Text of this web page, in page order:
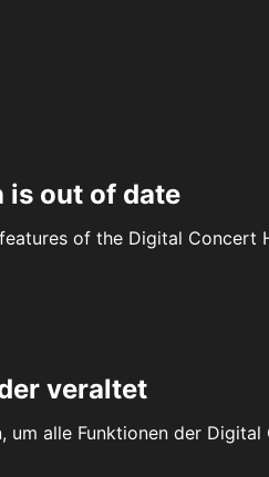
is out of date
of the Digital Concert
veraltet
um alle Funktionen der